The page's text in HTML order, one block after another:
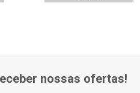
nossas ofertas!